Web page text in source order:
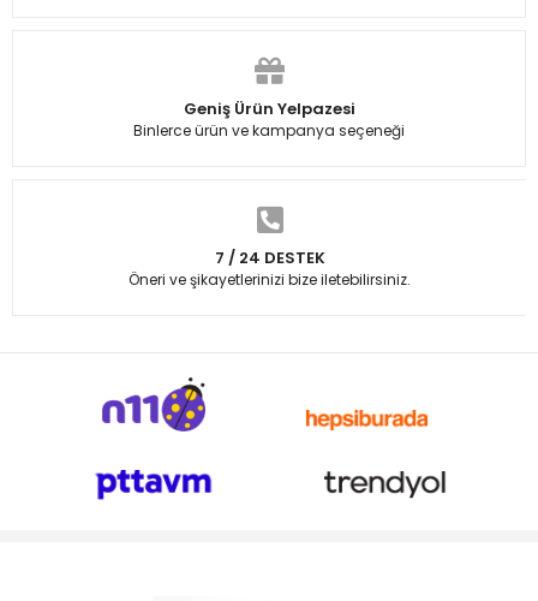
Geniş Ürün Yelpazesi
Binlerce ürün ve kampanya seçeneği
7 / 24 DESTEK
Öneri ve şikayetlerinizi bize iletebilirsiniz.